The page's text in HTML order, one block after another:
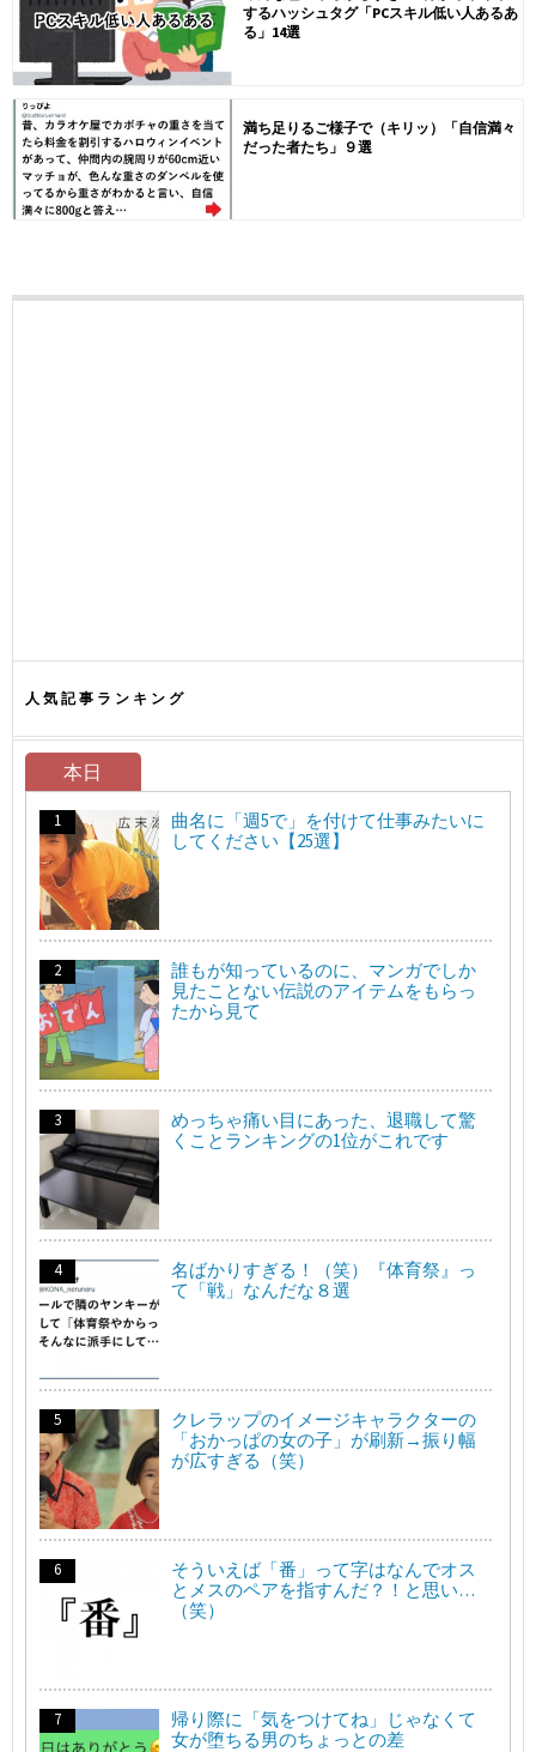
するハッシュタグ「PCスキル低い人あるあ
る」14選
満ち足りるご様子で（キリッ）「自信満々
だった者たち」９選
人気記事ランキング
本日
曲名に「週5で」を付けて仕事みたいに
してください【25選】
誰もが知っているのに、マンガでしか
見たことない伝説のアイテムをもらっ
たから見て
めっちゃ痛い目にあった、退職して驚
くことランキングの1位がこれです
名ばかりすぎる！（笑）『体育祭』っ
て「戦」なんだな８選
クレラップのイメージキャラクターの
「おかっぱの女の子」が刷新→振り幅
が広すぎる（笑）
そういえば「番」って字はなんでオス
とメスのペアを指すんだ？！と思い…
（笑）
帰り際に「気をつけてね」じゃなくて
女が堕ちる男のちょっとの差